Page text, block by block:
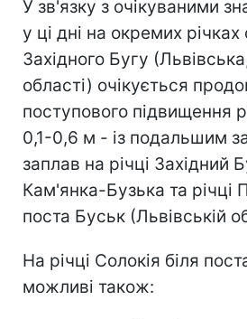
У зв'язку з очікуваними
у ці дні на окремих
Західного Бугу
області) очікується
поступового підвищення
0,1-0,6 м - із подальшим
заплав на річці Західний
Кам'янка-Бузька та річці
поста Буськ (Львівській
На річці Солокія біля
можливі також: